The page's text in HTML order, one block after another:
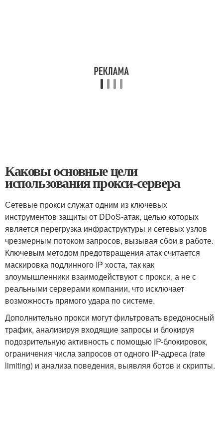
Каковы основные цели
использования прокси-сервера
Сетевые прокси служат одним из ключевых
инструментов защиты от DDoS-атак, целью которых
является перегрузка инфраструктуры и сетевых узлов
чрезмерным потоком запросов, вызывая сбои в работе.
Ключевым методом предотвращения атак считается
маскировка подлинного IP хоста, так как
злоумышленники взаимодействуют с прокси, а не с
реальными серверами компании, что исключает
возможность прямого удара по системе.
Дополнительно прокси могут фильтровать вредоносный
трафик, анализируя входящие запросы и блокируя
подозрительную активность с помощью IP-блокировок,
ограничения числа запросов от одного IP-адреса (rate
limiting) и анализа поведения, выявляя ботов и скрипты.